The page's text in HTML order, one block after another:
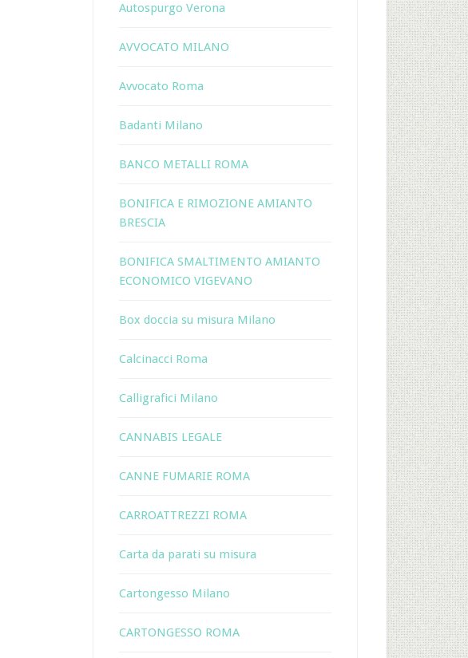
Autospurgo Verona
AVVOCATO MILANO
Avvocato Roma
Badanti Milano
BANCO METALLI ROMA
BONIFICA E RIMOZIONE AMIANTO
BRESCIA
BONIFICA SMALTIMENTO AMIANTO
ECONOMICO VIGEVANO
Box doccia su misura Milano
Calcinacci Roma
Calligrafici Milano
CANNABIS LEGALE
CANNE FUMARIE ROMA
CARROATTREZZI ROMA
Carta da parati su misura
Cartongesso Milano
CARTONGESSO ROMA